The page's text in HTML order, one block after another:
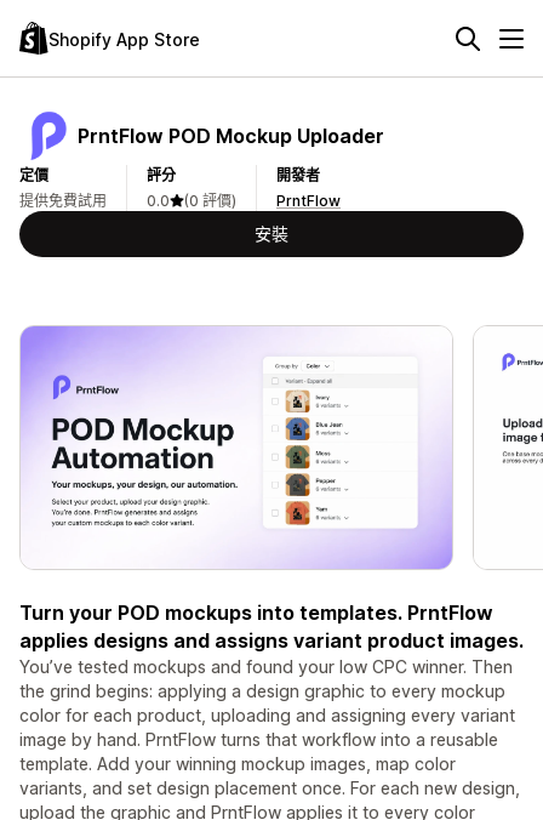
Shopify App Store
PrntFlow POD Mockup Uploader
定價
提供免費試用
評分
0.0
(0 評價)
開發者
PrntFlow
安裝
Turn your POD mockups into templates. PrntFlow
applies designs and assigns variant product images.
You’ve tested mockups and found your low CPC winner. Then
the grind begins: applying a design graphic to every mockup
color for each product, uploading and assigning every variant
image by hand. PrntFlow turns that workflow into a reusable
template. Add your winning mockup images, map color
variants, and set design placement once. For each new design,
upload the graphic and PrntFlow applies it to every color